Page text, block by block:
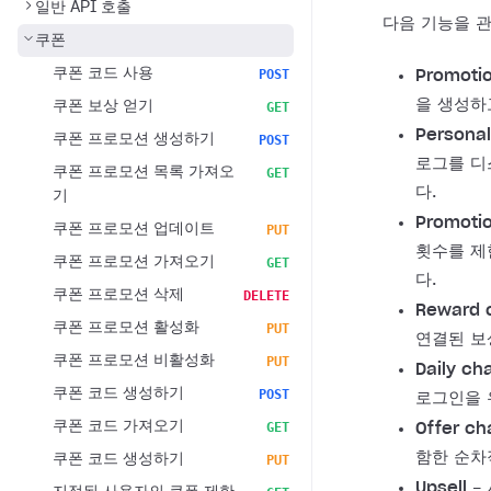
일반 API 호출
쿠폰
쿠폰 코드 사용 POST
쿠폰 보상 얻기 GET
쿠폰 프로모션 생성하기 POST
쿠폰 프로모션 목록 가져오
기
GET
쿠폰 프로모션 업데이트 PUT
쿠폰 프로모션 가져오기 GET
쿠폰 프로모션 삭제 DELETE
쿠폰 프로모션 활성화 PUT
쿠폰 프로모션 비활성화 PUT
쿠폰 코드 생성하기 POST
쿠폰 코드 가져오기 GET
쿠폰 코드 생성하기 PUT
다음 기능을
을 생성하
로그를
다.
횟수를
다.
Reward
연결된
Daily
로그인을
Offer
함한 순